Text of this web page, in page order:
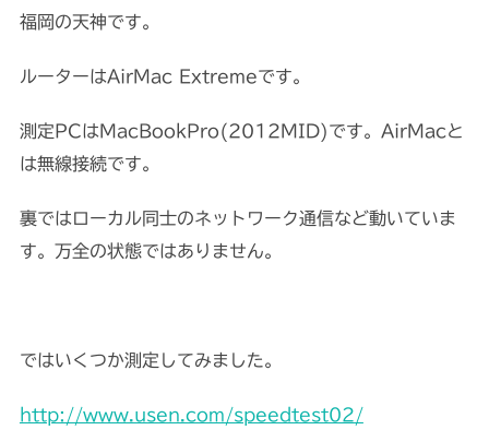
福岡の天神です。
ルーターはAirMac Extremeです。
測定PCはMacBookPro(2012MID)です。AirMacと
は無線接続です。
裏ではローカル同士のネットワーク通信など動いていま
す。万全の状態ではありません。
ではいくつか測定してみました。
http://www.usen.com/speedtest02/